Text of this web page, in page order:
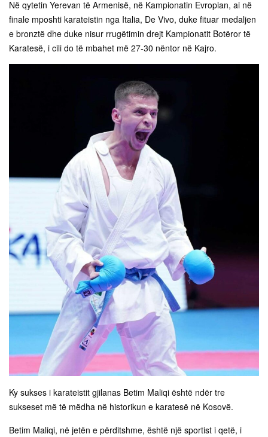
Në qytetin Yerevan të Armenisë, në Kampionatin Evropian, ai në
finale mposhti karateistin nga Italia, De Vivo, duke fituar medaljen
e bronztë dhe duke nisur rrugëtimin drejt Kampionatit Botëror të
Karatesë, i cili do të mbahet më 27-30 nëntor në Kajro.
Ky sukses i karateistit gjilanas Betim Maliqi është ndër tre
sukseset më të mëdha në historikun e karatesë në Kosovë.
Betim Maliqi, në jetën e përditshme, është një sportist i qetë, i